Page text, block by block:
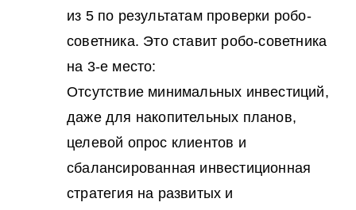
из 5 по результатам проверки робо-
советника. Это ставит робо-советника
на 3-е место:
Отсутствие минимальных инвестиций,
даже для накопительных планов,
целевой опрос клиентов и
сбалансированная инвестиционная
стратегия на развитых и